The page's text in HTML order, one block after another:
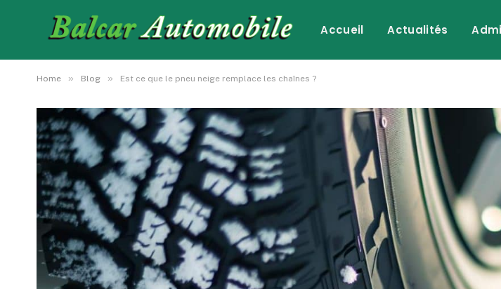
Accueil Actualités
Home » Blog » Est ce que le pneu neige remplace les chaînes ?